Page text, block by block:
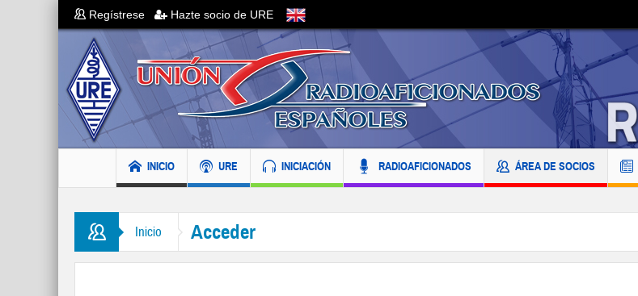
Regístrese Hazte socio de URE
INICIO URE INICIACIÓN RADIOAFICIONADOS ÁREA DE SOCIOS
Inicio Acceder